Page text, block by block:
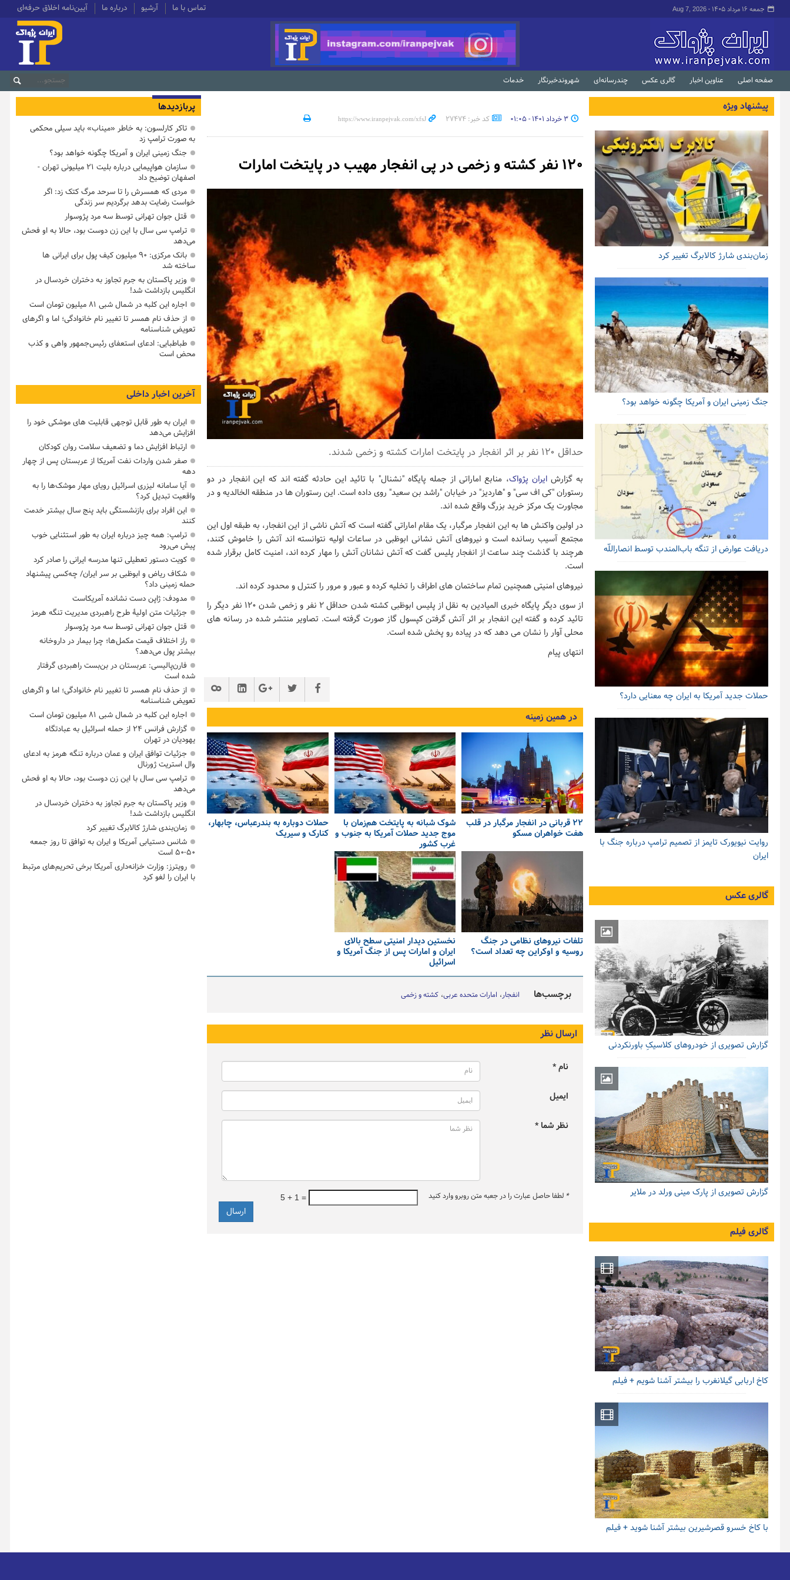
جمعه ۱۶ مرداد ۱۴۰۵ - Aug 7, 2026 تماس با ما آرشیو درباره ما آیین‌نامه اخلاق حرفه‌ای
صفحه اصلی عناوین اخبار گالری عکس چندرسانه‌ای شهروندخبرنگار خدمات
۳ خرداد ۱۴۰۱ - ۰۱:۰۵ کد خبر: 27474
۱۲۰ نفر کشته و زخمی در پی انفجار مهیب در پایتخت امارات
حداقل ۱۲۰ نفر بر اثر انفجار در پایتخت امارات کشته و زخمی شدند.
به گزارشایران پژواک، منابع اماراتی از جمله پایگاه "نشنال" با تائید این حادثه گفته اند که این انفجار در دو
رستوران "کی‌ اف‌ سی" و "هاردیز" در خیابان "راشد بن سعید" روی داده است. این رستوران ها در منطقه‌ الخالدیه و در
مجاورت یک مرکز خرید بزرگ واقع شده اند.
در اولین واکنش ها به این انفجار مرگبار، یک مقام اماراتی گفته است که آتش‌ ناشی از این انفجار، به طبقه اول این
مجتمع آسیب رسانده است و نیروهای آتش‌ نشانی ابوظبی در ساعات اولیه نتوانسته‌ اند آتش را خاموش کنند،
هرچند با گذشت چند ساعت از انفجار پلیس گفت که آتش نشانان آتش را مهار کرده‌ اند، امنیت کامل برقرار شده
است.
نیروهای امنیتی همچنین تمام ساختمان های اطراف را تخلیه کرده و عبور و مرور را کنترل و محدود کرده اند.
از سوی دیگر پایگاه خبری المیادین به نقل از پلیس ابوظبی کشته شدن حداقل ۲ نفر و زخمی شدن ۱۲۰ نفر دیگر را
تائید کرده و گفته این انفجار بر اثر آتش گرفتن کپسول گاز صورت گرفته است. تصاویر منتشر شده در رسانه‌ های
محلی آوار را نشان می‌ دهد که در پیاده رو پخش شده است.
انتهای پیام
در همین زمینه
۲۲ قربانی در انفجار مرگبار در قلب
هفت خواهران مسکو
شوک شبانه به پایتخت هم‌زمان با
موج جدید حملات آمریکا به جنوب و
غرب کشور
حملات دوباره به بندرعباس، چابهار،
کنارک و سیریک
تلفات نیروهای نظامی در جنگ
روسیه و اوکراین چه تعداد است؟
نخستین دیدار امنیتی سطح بالای
ایران و امارات پس از جنگ آمریکا و
اسرائیل
برچسب‌ها انفجار امارات متحده عربی کشته و زخمی
ارسال نظر
نام *
ایمیل
نظر شما *
* لطفا حاصل عبارت را در جعبه متن روبرو وارد کنید 5 + 1 =
پیشنهاد ویژه
زمان‌بندی شارژ کالابرگ تغییر کرد
جنگ زمینی ایران و آمریکا چگونه خواهد بود؟
دریافت عوارض از تنگه باب‌المندب توسط انصاراللّه
حملات جدید آمریکا به ایران چه معنایی دارد؟
روایت نیویورک تایمز از تصمیم ترامپ درباره جنگ با
ایران
گالری عکس
گزارش تصویری از خودروهای کلاسیکِ باورنکردنی
گزارش تصویری از پارک مینی ورلد در ملایر
گالری فیلم
کاخ اربابی گیلانغرب را بیشتر آشنا شویم + فیلم
با کاخ خسرو قصرشیرین بیشتر آشنا شوید + فیلم
پربازدیدها
تاکر کارلسون: به خاطر «میناب» باید سیلی محکمی
به صورت ترامپ زد
جنگ زمینی ایران و آمریکا چگونه خواهد بود؟
سازمان هواپیمایی درباره بلیت ۲۱ میلیونی تهران -
اصفهان توضیح داد
مردی که همسرش را تا سرحد مرگ کتک زد: اگر
خواست رضایت بدهد برگردیم سر زندگی
قتل جوان تهرانی توسط سه مرد پژوسوار
ترامپ سی سال با این زن دوست بود، حالا به او فحش
می‌دهد
بانک مرکزی: ۹۰ میلیون کیف پول برای ایرانی ها
ساخته شد
وزیر پاکستان به جرم تجاوز به دختران خردسال در
انگلیس بازداشت شد!
اجاره این کلبه در شمال شبی ۸۱ میلیون تومان است
از حذف نام همسر تا تغییر نام خانوادگی؛ اما و اگرهای
تعویض شناسنامه
طباطبایی: ادعای استعفای رئیس‌جمهور واهی و کذب
محض است
آخرین اخبار داخلی
ایران به طور قابل توجهی قابلیت های موشکی خود را
افزایش می‌دهد
ارتباط افزایش دما و تضعیف سلامت روان کودکان
صفر شدن واردات نفت آمریکا از عربستان پس از چهار
دهه
آیا سامانه لیزری اسرائیل رویای مهار موشک‌ها را به
واقعیت تبدیل کرد؟
این افراد برای بازنشستگی باید پنج سال بیشتر خدمت
کنند
ترامپ: همه چیز درباره ایران به طور استثنایی خوب
پیش می‌رود
کویت دستور تعطیلی تنها مدرسه ایرانی را صادر کرد
شکاف ریاض و ابوظبی بر سر ایران/ چه‌کسی پیشنهاد
حمله زمینی داد؟
مدودف: ژاپن دست نشانده آمریکاست
جزئیات متن اولیۀ طرح راهبردی مدیریت تنگه هرمز
قتل جوان تهرانی توسط سه مرد پژوسوار
راز اختلاف قیمت مکمل‌ها؛ چرا بیمار در داروخانه
بیشتر پول می‌دهد؟
فارن‌پالیسی: عربستان در بن‌بست راهبردی گرفتار
شده است
از حذف نام همسر تا تغییر نام خانوادگی؛ اما و اگرهای
تعویض شناسنامه
اجاره این کلبه در شمال شبی ۸۱ میلیون تومان است
گزارش فرانس ۲۴ از حمله اسرائیل به عبادتگاه
یهودیان در تهران
جزئیات توافق ایران و عمان درباره تنگه هرمز به ادعای
وال استریت ژورنال
ترامپ سی سال با این زن دوست بود، حالا به او فحش
می‌دهد
وزیر پاکستان به جرم تجاوز به دختران خردسال در
انگلیس بازداشت شد!
زمان‌بندی شارژ کالابرگ تغییر کرد
شانس دستیابی آمریکا و ایران به توافق تا روز جمعه
۵۰-۵۰ است
رویترز: وزارت خزانه‌داری آمریکا برخی تحریم‌های مرتبط
با ایران را لغو کرد